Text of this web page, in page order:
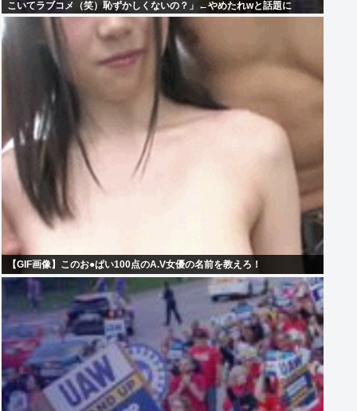
こいてラブコメ（笑）恥ずかしくないの？」←やめたれwと話題に
【GIF画像】このお●ぱい100点のA.V女優の名前を教えろ！